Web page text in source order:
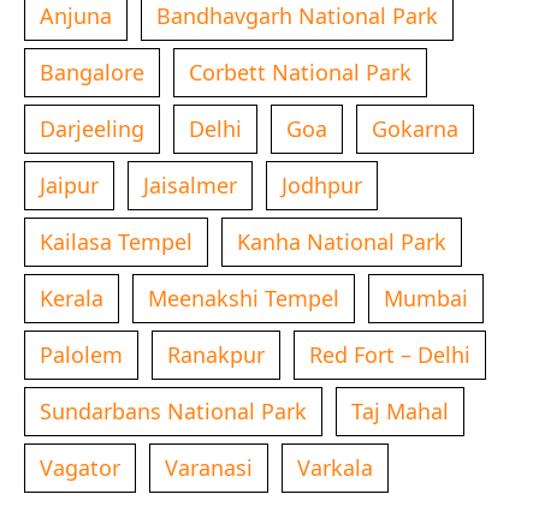
Anjuna
Bandhavgarh National Park
Bangalore
Corbett National Park
Darjeeling
Delhi Goa
Gokarna
Jaipur
Jaisalmer
Jodhpur
Kailasa Tempel
Kanha National Park
Kerala
Meenakshi Tempel
Mumbai
Palolem
Ranakpur
Red Fort – Delhi
Sundarbans National Park
Taj Mahal
Vagator
Varanasi Varkala